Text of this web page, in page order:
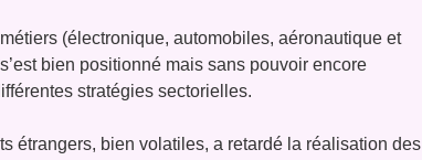
métiers (électronique, automobiles, aéronautique et
bien positionné mais sans pouvoir encore
stratégies sectorielles.
étrangers, bien volatiles, a retardé la réalisation des